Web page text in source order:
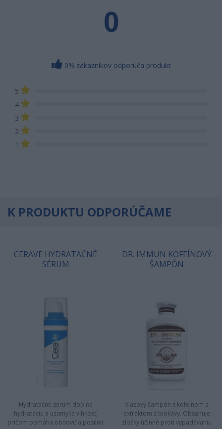
0
0% zákazníkov odporúča produkt
5
4
3
2
1
K PRODUKTU ODPORÚČAME
CERAVE HYDRATAČNÉ
SÉRUM
Hydratačné sérum dopĺňa
hydratáciu a uzamyká vlhkosť,
pričom pomáha obnoviť a posilniť
DR. IMMUN KOFEÍNOVÝ
ŠAMPÓN
Vlasový šampón s kofeínom a
extraktom z biokávy. Obsahuje
zložky účinné proti vypadávaniu